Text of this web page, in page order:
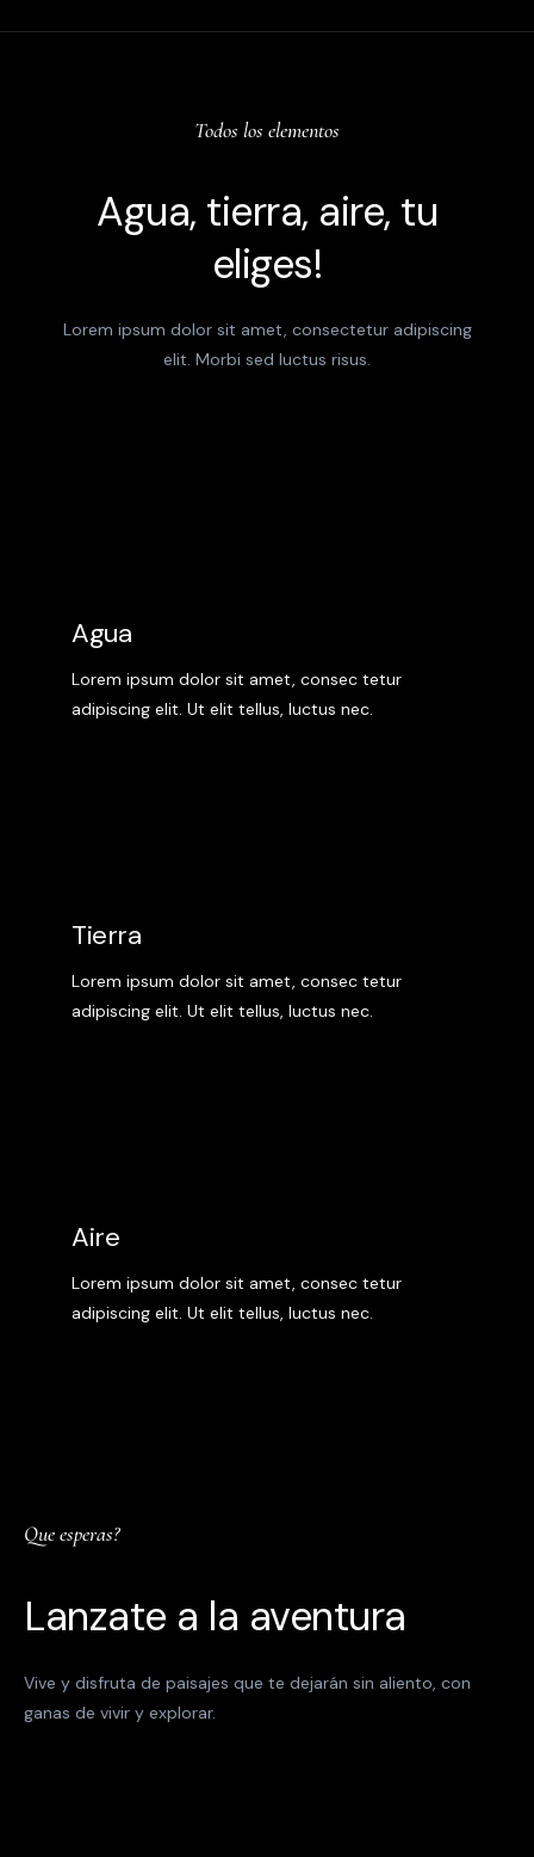
Todos los elementos
Agua, tierra, aire, tu
eliges!
Lorem ipsum dolor sit amet, consectetur adipiscing
elit. Morbi sed luctus risus.
Agua
Lorem ipsum dolor sit amet, consec tetur
adipiscing elit. Ut elit tellus, luctus nec.
Tierra
Lorem ipsum dolor sit amet, consec tetur
adipiscing elit. Ut elit tellus, luctus nec.
Aire
Lorem ipsum dolor sit amet, consec tetur
adipiscing elit. Ut elit tellus, luctus nec.
Que esperas?
Lanzate a la aventura
Vive y disfruta de paisajes que te dejarán sin aliento, con
ganas de vivir y explorar.